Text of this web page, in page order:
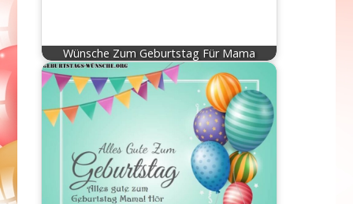
Wünsche Zum Geburtstag Für Mama